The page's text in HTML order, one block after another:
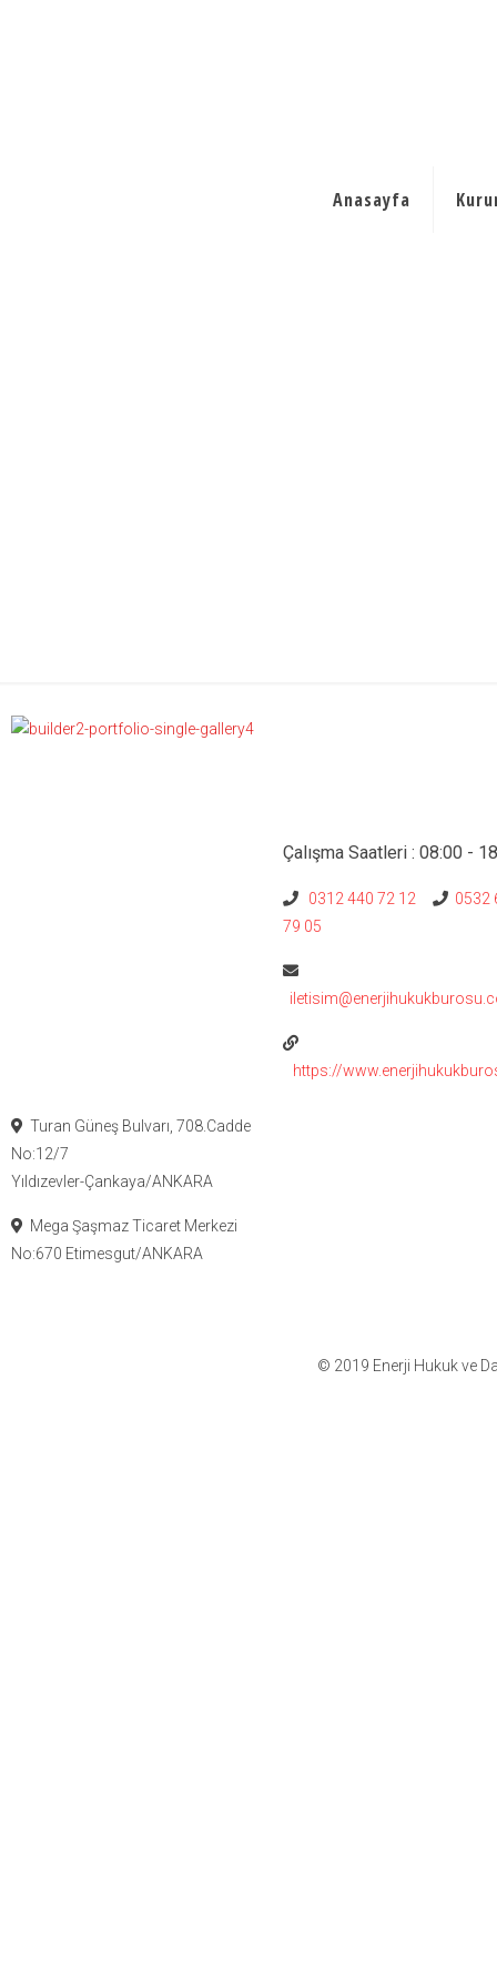
Anasayfa
Turan Güneş Bulvarı, 708.Cadde
No:12/7
Yıldızevler-Çankaya/ANKARA
Mega Şaşmaz Ticaret Merkezi
No:670 Etimesgut/ANKARA
Çalışma Saatleri : 08:00 -
0312 440 72 12
0532
79 05
https://
© 2019 Enerji Hukuk ve